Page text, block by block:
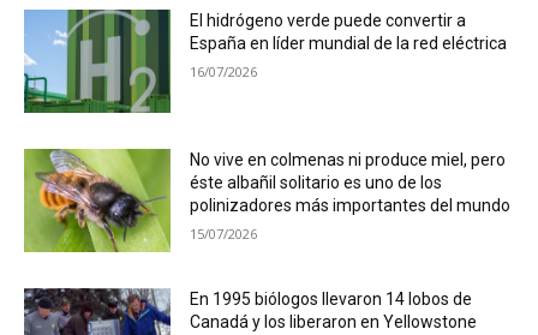
El hidrógeno verde puede convertir a
España en líder mundial de la red eléctrica
16/07/2026
No vive en colmenas ni produce miel, pero
éste albañil solitario es uno de los
polinizadores más importantes del mundo
15/07/2026
En 1995 biólogos llevaron 14 lobos de
Canadá y los liberaron en Yellowstone